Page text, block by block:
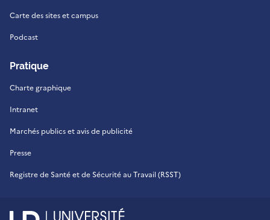
Carte des sites et campus
Podcast
Pratique
Charte graphique
Intranet
Marchés publics et avis de publicité
Presse
Registre de Santé et de Sécurité au Travail (RSST)